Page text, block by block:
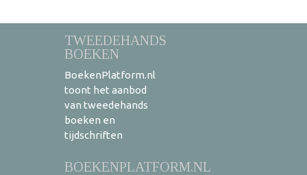
TWEEDEHANDS
BOEKEN
BoekenPlatform.nl
toont het aanbod
van tweedehands
boeken en
tijdschriften
BOEKENPLATFORM.NL